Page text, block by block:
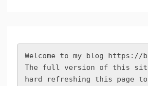
Welcome to my blog https://
The full version of this
hard refreshing this page